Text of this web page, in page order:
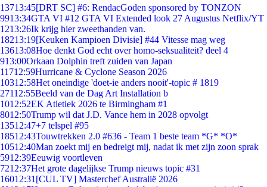
13713:45[DRT SC] #6: RendacGoden sponsored by TONZON
9913:34GTA VI #12 GTA VI Extended look 27 Augustus Netflix/YT
1213:26Ik krijg hier zweethanden van.
18213:19[Keuken Kampioen Divisie] #44 Vitesse mag weg
13613:08Hoe denkt God echt over homo-seksualiteit? deel 4
913:00Orkaan Dolphin treft zuiden van Japan
11712:59Hurricane & Cyclone Season 2026
10312:58Het oneindige 'doet-ie anders nooit'-topic # 1819
27112:55Beeld van de Dag Art Installation b
1012:52EK Atletiek 2026 te Birmingham #1
8012:50Trump wil dat J.D. Vance hem in 2028 opvolgt
13512:47+7 telspel #95
18512:43Touwtrekken 2.0 #636 - Team 1 beste team *G* *O*
10512:40Man zoekt mij en bedreigt mij, nadat ik met zijn zoon sprak
5912:39Eeuwig voortleven
7212:37Het grote dagelijkse Trump nieuws topic #31
16012:31 [CUL TV] Masterchef Australië 2026